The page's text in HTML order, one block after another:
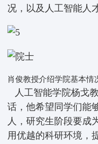
况，以及人工智能人
肖俊教授介绍学院基本情
人工智能学院杨戈
话，他希望同学们能
人，研究生阶段要成
用优越的科研环境，